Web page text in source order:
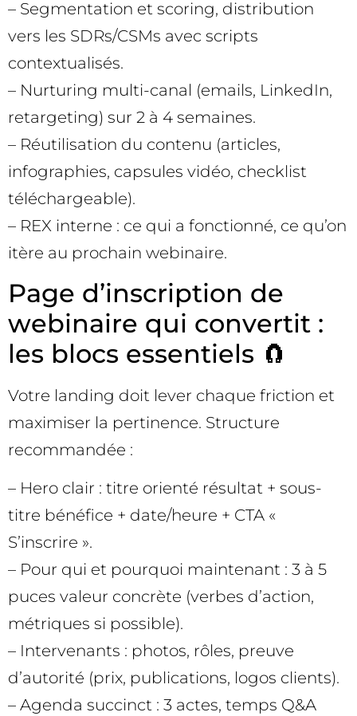
– Segmentation et scoring, distribution
vers les SDRs/CSMs avec scripts
contextualisés.
– Nurturing multi-canal (emails, LinkedIn,
retargeting) sur 2 à 4 semaines.
– Réutilisation du contenu (articles,
infographies, capsules vidéo, checklist
téléchargeable).
– REX interne : ce qui a fonctionné, ce qu’on
itère au prochain webinaire.
Page d’inscription de
webinaire qui convertit :
les blocs essentiels 🧲
Votre landing doit lever chaque friction et
maximiser la pertinence. Structure
recommandée :
– Hero clair : titre orienté résultat + sous-
titre bénéfice + date/heure + CTA «
S’inscrire ».
– Pour qui et pourquoi maintenant : 3 à 5
puces valeur concrète (verbes d’action,
métriques si possible).
– Intervenants : photos, rôles, preuve
d’autorité (prix, publications, logos clients).
– Agenda succinct : 3 actes, temps Q&A